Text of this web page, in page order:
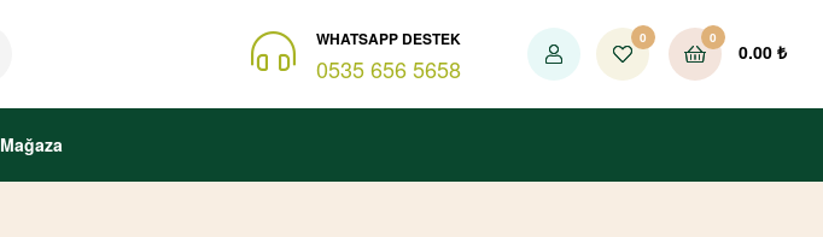
WHATSAPP DESTEK
0535 656 5658
0 0
0.00 ₺
Mağaza